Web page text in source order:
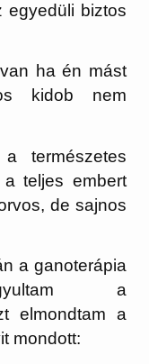
egyedüli biztos
ha én mást
kidob nem
természetes
teljes embert
de sajnos
a ganoterápia
a
elmondtam a
mondott: